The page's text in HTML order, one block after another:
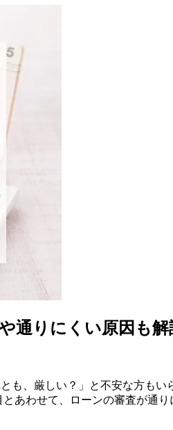
通りにくい原因も解
も、厳しい？」と不安な方も
あわせて、ローンの審査が通